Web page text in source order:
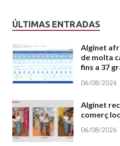
ÚLTIMAS ENTRADAS
Alginet
de molta
fins a 37
06/08/2026
Alginet
comerç
06/08/2026